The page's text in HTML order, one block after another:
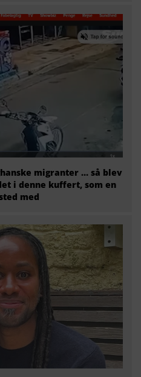
migranter … så blev
i denne kuffert, som en
med